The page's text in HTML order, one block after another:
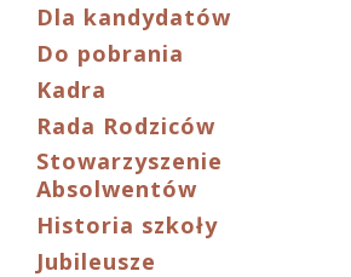
Dla kandydatów
Do pobrania
Kadra
Rada Rodziców
Stowarzyszenie
Absolwentów
Historia szkoły
Jubileusze